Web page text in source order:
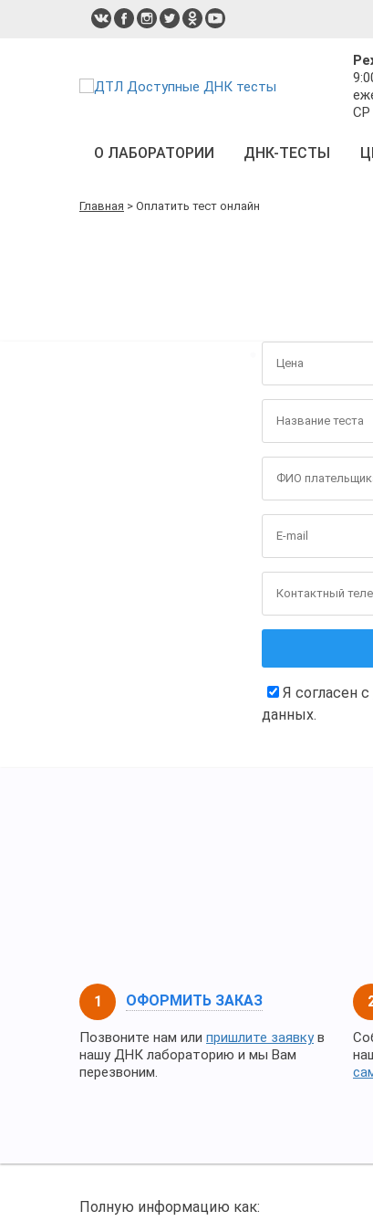
СР
О ЛАБОРАТОРИИ ДНК-ТЕСТЫ
Главная > Оплатить тест онлайн
Я согласен с
данных.
ОФОРМИТЬ ЗАКАЗ
Позвоните нам или пришлите заявкув
нашу ДНК лабораторию и мы Вам
перезвоним.
Полную информацию как: